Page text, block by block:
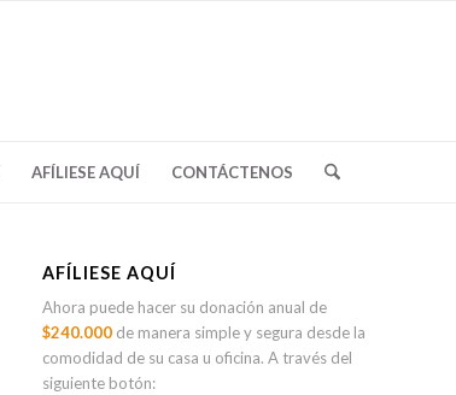
AFÍLIESE AQUÍ CONTÁCTENOS
AFÍLIESE AQUÍ
Ahora puede hacer su donación anual de
$240.000 de manera simple y segura desde la
comodidad de su casa u oficina. A través del
siguiente botón: